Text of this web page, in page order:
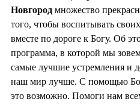
Новгород множество
того, чтобы воспитывать
вместе по дороге к Богу. Об
программа, в которой мы
самые лучшие устремления и
наш мир лучше. С помощью
это возможно. Помоги нам